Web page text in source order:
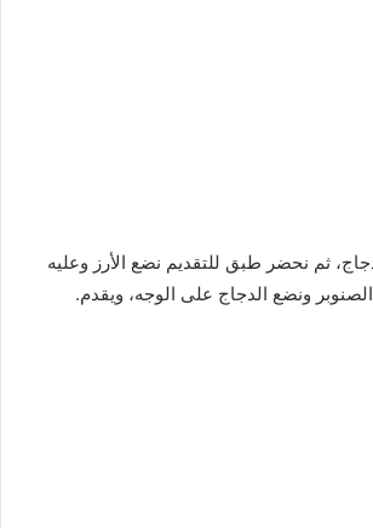
ثم نحضر طبق للتقديم نضع الأرز وعليه
ونضع الدجاج على الوجه، ويقدم.